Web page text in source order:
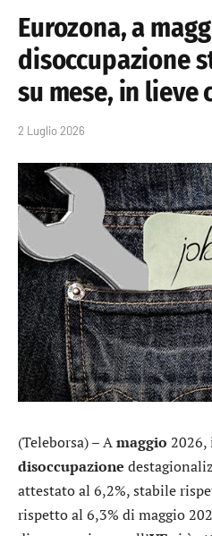
Eurozona, a
disoccupazione
su mese, in lieve
2 Luglio 2026
(Teleborsa) – Amaggio 2026,
disoccupazione
attestato al 6,2%, stabile
rispetto al 6,3% di maggio